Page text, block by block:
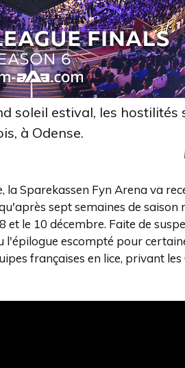
soleil estival, les
à Odense.
la Sparekassen Fyn Arena va
sept semaines de saison
et le 10 décembre. Faite de
escompté pour
françaises en lice, privant